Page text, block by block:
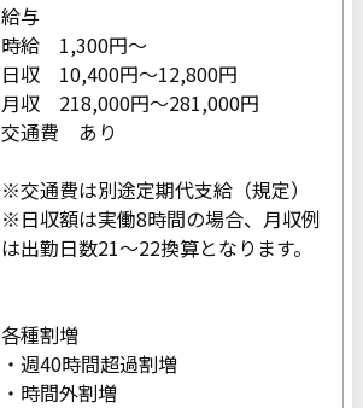
給与
時給 1,300円〜
日収 10,400円〜12,800円
月収 218,000円〜281,000円
交通費 あり
※交通費は別途定期代支給（規定）
※日収額は実働8時間の場合、月収例
は出勤日数21〜22換算となります。
各種割増
・週40時間超過割増
・時間外割増